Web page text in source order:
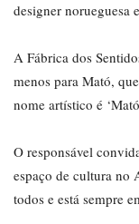
designer norueguesa
A Fábrica dos
menos para Mató,
nome artístico é
O responsável
espaço de cultura no
todos e está sempre